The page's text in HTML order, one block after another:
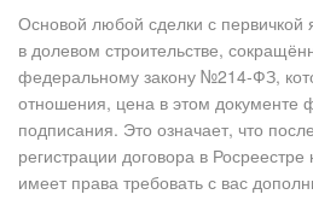
Основой любой сделки с первичкой
в долевом строительстве,
федеральному закону №214-ФЗ,
отношения, цена в этом документе
подписания. Это означает, что
регистрации договора в
имеет права требовать с вас